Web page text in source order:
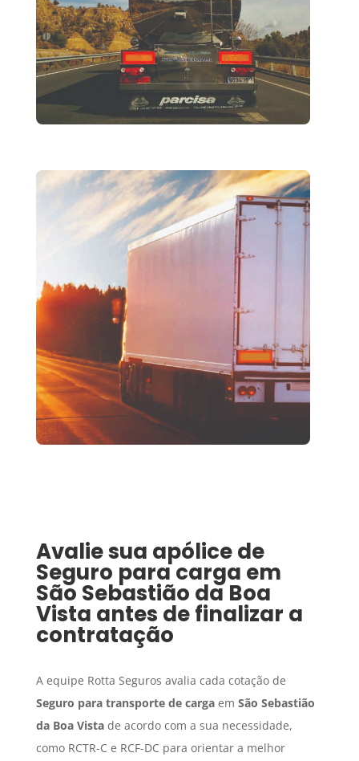
Avalie sua apólice de
Seguro para carga em
São Sebastião da Boa
Vista antes de finalizar a
contratação
A equipe Rotta Seguros avalia cada cotação de
Seguro para transporte de cargaem São Sebastião
da Boa Vistade acordo com a sua necessidade,
como RCTR-C e RCF-DC para orientar a melhor